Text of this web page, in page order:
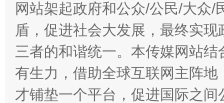
网站架起政府和公众/公民/大众
盾，促进社会大发展，最终实
三者的和谐统一。本传媒网站
有生力，借助全球互联网主阵
才铺垫一个平台，促进国际之